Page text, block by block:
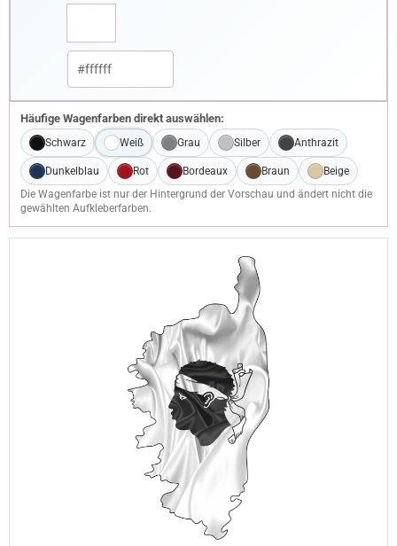
Häufige Wagenfarben direkt auswählen:
Schwarz Weiß Grau Silber Anthrazit
Dunkelblau Rot Bordeaux Braun
Beige
Die Wagenfarbe ist nur der Hintergrund der Vorschau und ändert nicht die
gewählten Aufkleberfarben.